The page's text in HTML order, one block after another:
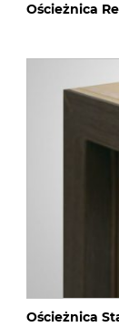
Ościeżnica
Ościeżnica